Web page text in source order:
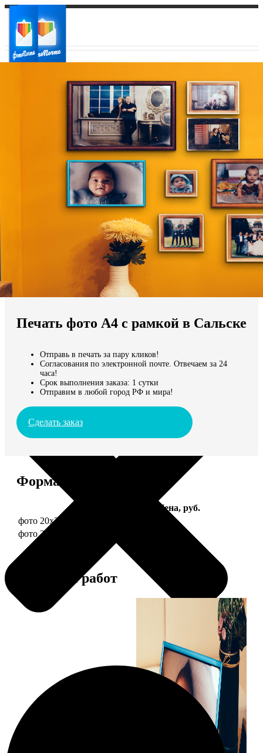
Ваш регион доставки
Выберите из списка:
Мы доставляем по всему миру
Продолжить без города
Печать фото А4 с рамкой в Сальске
Отправь в печать за пару кликов!
Согласования по электронной почте. Отвечаем за 24
часа!
Срок выполнения заказа: 1 сутки
Отправим в любой город РФ и мира!
Сделать заказ
Форматы и цены
Цена, руб.
фото 20х30 в деревянной рамке
фото 20х30 в алюминиевой рамке
Примеры работ